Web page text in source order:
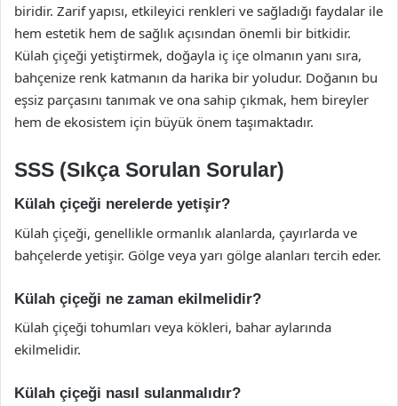
biridir. Zarif yapısı, etkileyici renkleri ve sağladığı faydalar ile
hem estetik hem de sağlık açısından önemli bir bitkidir.
Külah çiçeği yetiştirmek, doğayla iç içe olmanın yanı sıra,
bahçenize renk katmanın da harika bir yoludur. Doğanın bu
eşsiz parçasını tanımak ve ona sahip çıkmak, hem bireyler
hem de ekosistem için büyük önem taşımaktadır.
SSS (Sıkça Sorulan Sorular)
Külah çiçeği nerelerde yetişir?
Külah çiçeği, genellikle ormanlık alanlarda, çayırlarda ve
bahçelerde yetişir. Gölge veya yarı gölge alanları tercih eder.
Külah çiçeği ne zaman ekilmelidir?
Külah çiçeği tohumları veya kökleri, bahar aylarında
ekilmelidir.
Külah çiçeği nasıl sulanmalıdır?